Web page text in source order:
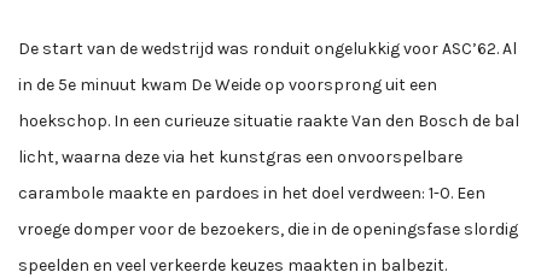
De start van de wedstrijd was ronduit ongelukkig voor ASC’62. Al
in de 5e minuut kwam De Weide op voorsprong uit een
hoekschop. In een curieuze situatie raakte Van den Bosch de bal
licht, waarna deze via het kunstgras een onvoorspelbare
carambole maakte en pardoes in het doel verdween: 1-0. Een
vroege domper voor de bezoekers, die in de openingsfase slordig
speelden en veel verkeerde keuzes maakten in balbezit.